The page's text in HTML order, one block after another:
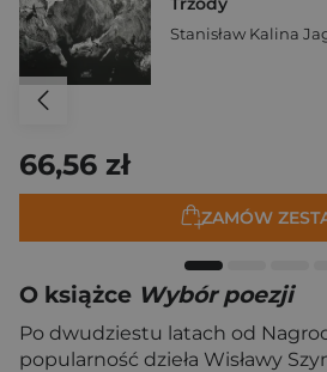
Stanisław Kalina
66,56 zł
ZAMÓW
O książce Wybór poezji
Po dwudziestu latach od
popularność dzieła Wisławy